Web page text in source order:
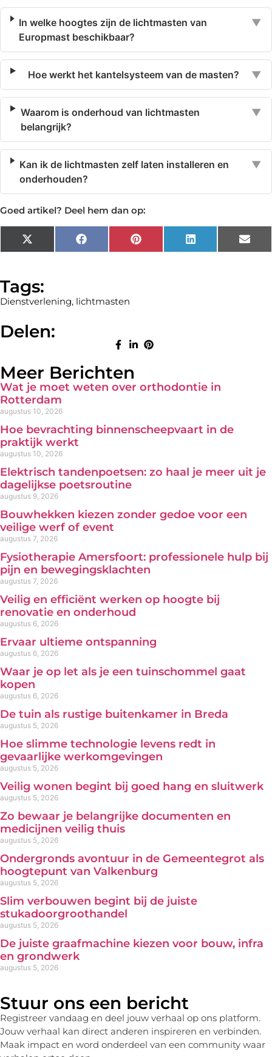
In welke hoogtes zijn de lichtmasten van
Europmast beschikbaar?
▼
Hoe werkt het kantelsysteem van de masten? ▼
Waarom is onderhoud van lichtmasten
belangrijk?
▼
Kan ik de lichtmasten zelf laten installeren en
onderhouden?
▼
Goed artikel? Deel hem dan op:
X
(Twitter)
Facebook Pinterest LinkedIn
Tags:
Dienstverlening, lichtmasten
Delen:
Meer Berichten
Wat je moet weten over orthodontie in
Rotterdam
augustus 10, 2026
Hoe bevrachting binnenscheepvaart in de
praktijk werkt
augustus 10, 2026
Elektrisch tandenpoetsen: zo haal je meer uit je
dagelijkse poetsroutine
augustus 9, 2026
Bouwhekken kiezen zonder gedoe voor een
veilige werf of event
augustus 7, 2026
Fysiotherapie Amersfoort: professionele hulp bij
pijn en bewegingsklachten
augustus 7, 2026
Veilig en efficiënt werken op hoogte bij
renovatie en onderhoud
augustus 6, 2026
Ervaar ultieme ontspanning
augustus 6, 2026
Waar je op let als je een tuinschommel gaat
kopen
augustus 6, 2026
De tuin als rustige buitenkamer in Breda
augustus 5, 2026
Hoe slimme technologie levens redt in
gevaarlijke werkomgevingen
augustus 5, 2026
Veilig wonen begint bij goed hang en sluitwerk
augustus 5, 2026
Zo bewaar je belangrijke documenten en
medicijnen veilig thuis
augustus 5, 2026
Ondergronds avontuur in de Gemeentegrot als
hoogtepunt van Valkenburg
augustus 5, 2026
Slim verbouwen begint bij de juiste
stukadoorgroothandel
augustus 5, 2026
De juiste graafmachine kiezen voor bouw, infra
en grondwerk
augustus 5, 2026
Stuur ons een bericht
Registreer vandaag en deel jouw verhaal op ons platform.
Jouw verhaal kan direct anderen inspireren en verbinden.
Maak impact en word onderdeel van een community waar